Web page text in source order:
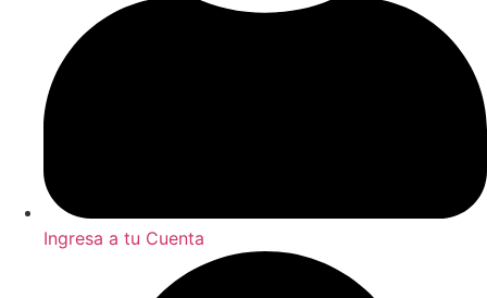
Ingresa a tu Cuenta